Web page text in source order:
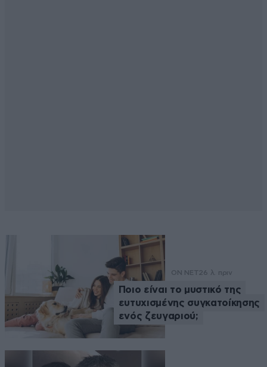
ON NET26 λ. πριν
Ποιο είναι το μυστικό της
ευτυχισμένης συγκατοίκησης
ενός ζευγαριού;